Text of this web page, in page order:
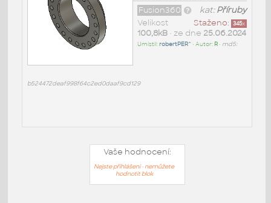
kat:Příruby
Fusion360
Staženo: 345x
Velikost
100,8kB• ze dne 25.06.2024
Umístil:robertPER^ • Autor: R• md5:
b524472deaf998f64c2ed0daaf9cd129
Vaše hodnocení:
Nejste přihlášeni - nemůžete
hodnotit blok